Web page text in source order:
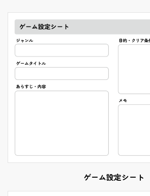
ゲーム設定シート